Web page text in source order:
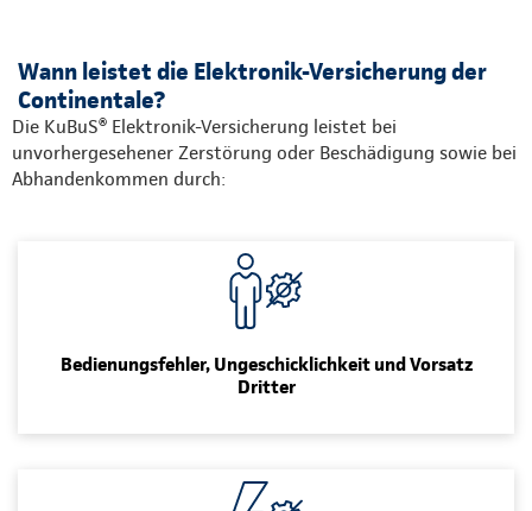
Wann leistet die Elektronik-Versicherung der
Continentale?
Die KuBuS® Elektronik-Versicherung leistet bei
unvorhergesehener Zerstörung oder Beschädigung sowie bei
Abhandenkommen durch:
Bedienungsfehler, Ungeschicklichkeit und Vorsatz
Dritter